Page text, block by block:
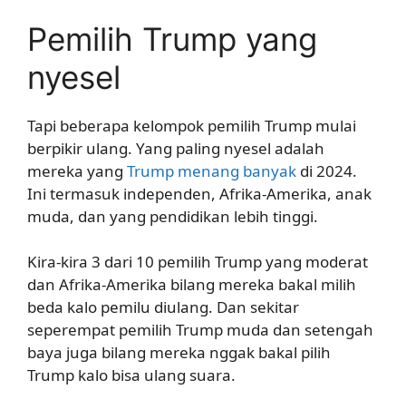
Pemilih Trump yang
nyesel
Tapi beberapa kelompok pemilih Trump mulai
berpikir ulang. Yang paling nyesel adalah
mereka yang Trump menang banyak di 2024.
Ini termasuk independen, Afrika-Amerika, anak
muda, dan yang pendidikan lebih tinggi.
Kira-kira 3 dari 10 pemilih Trump yang moderat
dan Afrika-Amerika bilang mereka bakal milih
beda kalo pemilu diulang. Dan sekitar
seperempat pemilih Trump muda dan setengah
baya juga bilang mereka nggak bakal pilih
Trump kalo bisa ulang suara.